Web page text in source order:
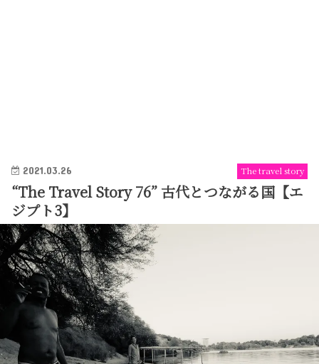
The travel story
2021.03.26
“The Travel Story 76” 古代とつながる国【エ
ジプト3】